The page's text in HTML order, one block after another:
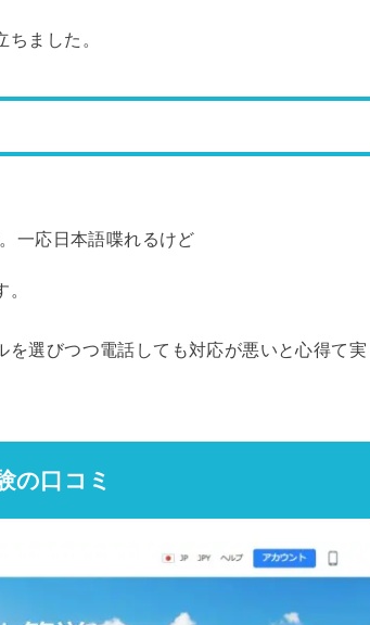
ました。
一応日本語喋れるけど
選びつつ電話しても対応が悪いと心得て実
の口コミ